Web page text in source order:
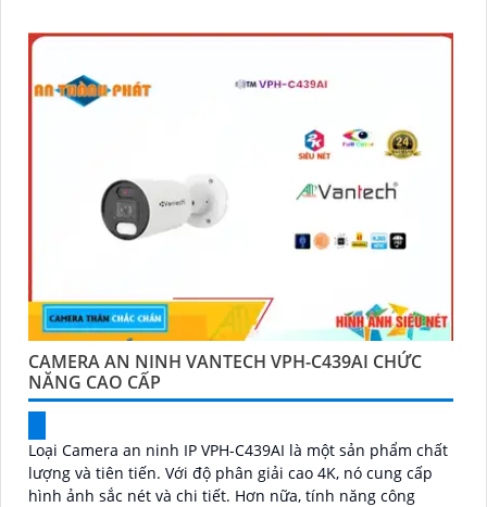
CAMERA AN NINH VANTECH VPH-C439AI CHỨC
NĂNG CAO CẤP
Loại Camera an ninh IP VPH-C439AI là một sản phẩm chất
lượng và tiên tiến. Với độ phân giải cao 4K, nó cung cấp
hình ảnh sắc nét và chi tiết. Hơn nữa, tính năng công